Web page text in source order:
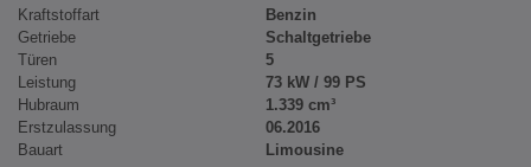
Kraftstoffart
Benzin
Getriebe
Schaltgetriebe
Türen
5
Leistung
73 kW / 99 PS
Hubraum
1.339 cm³
Erstzulassung
06.2016
Bauart
Limousine